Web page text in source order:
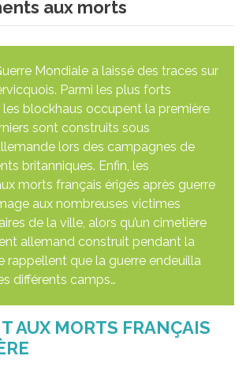
aux morts
Mondiale a laissé des traces sur
Parmi les plus forts
blockhaus occupent la première
sont construits sous
lors des campagnes de
britanniques. Enfin, les
morts français érigés après guerre
aux nombreuses victimes
de la ville, alors qu’un cimetière
allemand construit pendant la
rappellent que la guerre endeuilla
différents camps…
AUX MORTS FRANÇAIS